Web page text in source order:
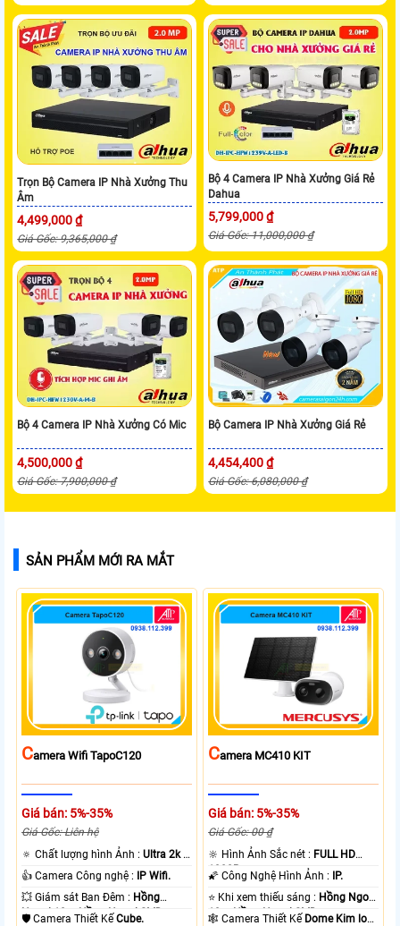
Trọn Bộ Camera IP Nhà Xưởng Thu
Âm
4,499,000 ₫
Giá Gốc: 9,365,000 ₫
Bộ 4 Camera IP Nhà Xưởng Giá Rẻ
Dahua
5,799,000 ₫
Giá Gốc: 11,000,000 ₫
Bộ 4 Camera IP Nhà Xưởng Có Mic
4,500,000 ₫
Giá Gốc: 7,900,000 ₫
Bộ Camera IP Nhà Xưởng Giá Rẻ
4,454,400 ₫
Giá Gốc: 6,080,000 ₫
SẢN PHẨM MỚI RA MẮT
CAmera Wifi TapoC120
Giá bán: 5%-35%
Giá Gốc: Liên hệ
🔅 Chất lượng hình Ảnh :Ultra 2k +
.
👍 Camera Công nghệ : IP Wifi.
💥 Giám sát Ban Đêm : Hồng
Ngoại 10m Hồng Ngoại SMD.
🛡 Camera Thiết KếCube.
CAmera MC410 KIT
Giá bán: 5%-35%
Giá Gốc: 00 ₫
🔆 Hình Ảnh Sắc nét : FULL HD
1080P .
🌠 Công Nghệ Hình Ảnh : IP.
⭐ Khi xem thiếu sáng : Hồng Ngoại
10m Hồng Ngoại SMD.
🕸️ Camera Thiết Kế Dome Kim loại